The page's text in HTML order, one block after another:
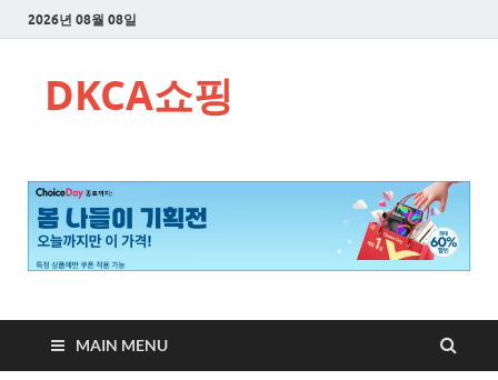
2026년 08월 08일
DKCA쇼핑
MAIN MENU